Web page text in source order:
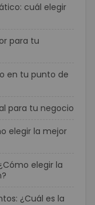
cuál elegir
para tu
en tu punto de
para tu negocio
elegir la mejor
elegir la
¿Cuál es la